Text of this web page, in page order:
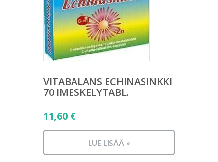
VITABALANS ECHINASINKKI
70 IMESKELYTABL.
11,60 €
LUE LISÄÄ »